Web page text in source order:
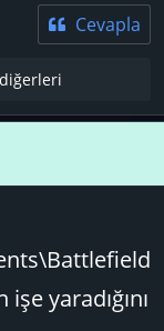
Cevapla
yaradığını